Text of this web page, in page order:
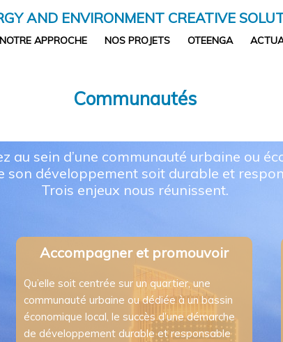
AND ENVIRONMENT CREATIVE
NOTRE APPROCHE NOS PROJETS OTEENGA
Communautés
au sein d’une communauté urbaine ou
son développement soit durable et
Trois enjeux nous réunissent.
Accompagner et promouvoir
Qu’elle soit centrée sur un quartier, une
communauté urbaine ou dédiée à un bassin
économique local, le succès d’une démarche
de développement durable et responsable